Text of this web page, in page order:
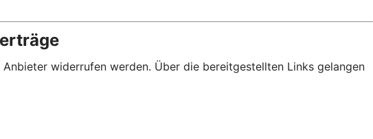
widerrufen werden. Über die bereitgestellten Links gelangen